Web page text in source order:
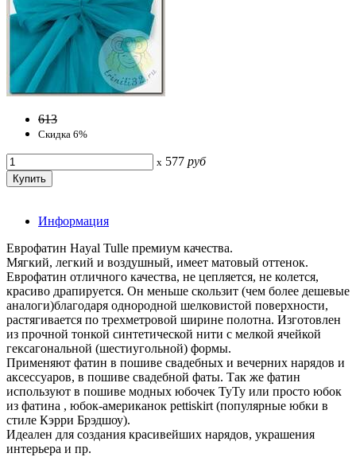
613
Скидка 6%
x 577 руб
Информация
Еврофатин Hayal Tulle премиум качества.
Мягкий, легкий и воздушный, имеет матовый оттенок.
Еврофатин отличного качества, не цепляется, не колется,
красиво драпируется. Он меньше скользит (чем более дешевые
аналоги)благодаря однородной шелковистой поверхности,
растягивается по трехметровой ширине полотна. Изготовлен
из прочной тонкой синтетической нити с мелкой ячейкой
гексагональной (шестиугольной) формы.
Применяют фатин в пошиве свадебных и вечерних нарядов и
аксессуаров, в пошиве свадебной фаты. Так же фатин
используют в пошиве модных юбочек ТуТу или просто юбок
из фатина , юбок-американок pettiskirt (популярные юбки в
стиле Кэрри Брэдшоу).
Идеален для создания красивейших нарядов, украшения
интерьера и пр.